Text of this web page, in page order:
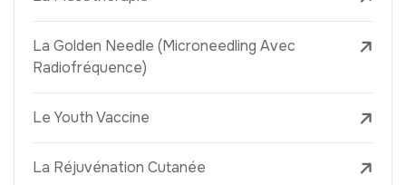
La Golden Needle (Microneedling Avec
Radiofréquence)
Le Youth Vaccine
La Réjuvénation Cutanée